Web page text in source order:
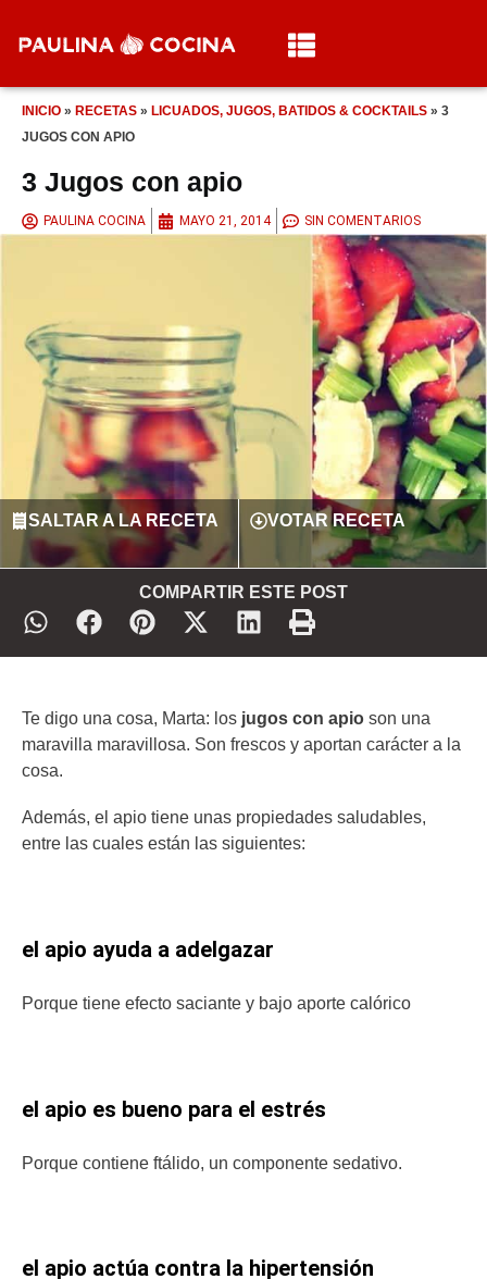
INICIO » RECETAS » LICUADOS, JUGOS, BATIDOS & COCKTAILS » 3
JUGOS CON APIO
3 Jugos con apio
PAULINA COCINA MAYO 21, 2014 SIN COMENTARIOS
SALTAR A LA RECETA VOTAR RECETA
COMPARTIR ESTE POST
Te digo una cosa, Marta: los jugos con apio son una
maravilla maravillosa. Son frescos y aportan carácter a la
cosa.
Además, el apio tiene unas propiedades saludables,
entre las cuales están las siguientes:
el apio ayuda a adelgazar
Porque tiene efecto saciante y bajo aporte calórico
el apio es bueno para el estrés
Porque contiene ftálido, un componente sedativo.
el apio actúa contra la hipertensión